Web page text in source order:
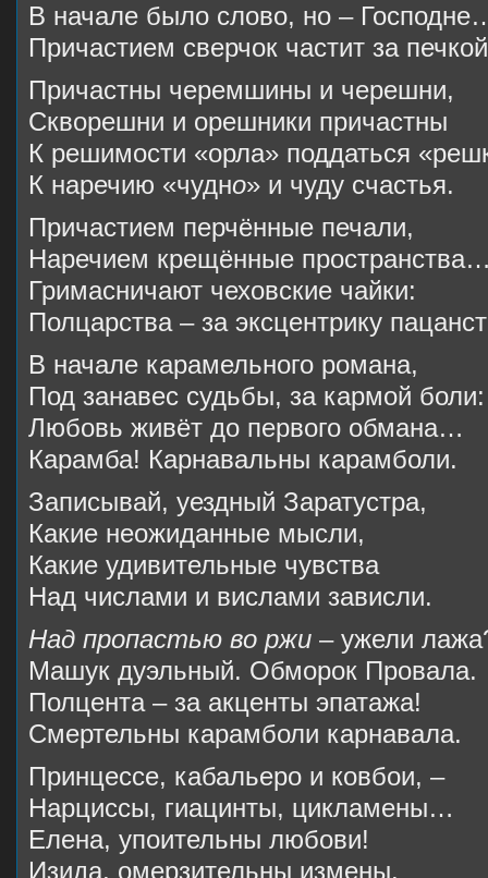
В начале было слово, но –
Причастием сверчок частит за
Причастны черемшины и черешни,
Скворешни и орешники причастны
К решимости «орла» поддаться
К наречию «чудно» и чуду счастья.
Причастием перчённые печали,
Наречием крещённые
Гримасничают чеховские чайки:
Полцарства – за эксцентрику
В начале карамельного романа,
Под занавес судьбы, за кармой боли:
Любовь живёт до первого обмана…
Карамба! Карнавальны карамболи.
Записывай, уездный Заратустра,
Какие неожиданные мысли,
Какие удивительные чувства
Над числами и вислами зависли.
Над пропастью во ржи – ужели
Машук дуэльный. Обморок Провала.
Полцента – за акценты эпатажа!
Смертельны карамболи карнавала.
Принцессе, кабальеро и ковбои, –
Нарциссы, гиацинты, цикламены…
Елена, упоительны любови!
Изида, омерзительны измены.